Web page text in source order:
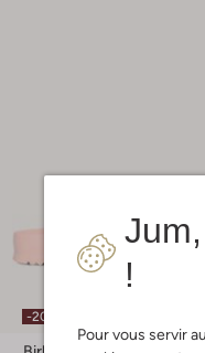
!
Pour vous servir
-20%